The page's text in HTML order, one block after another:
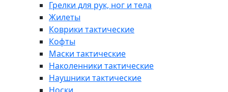
Грелки для рук, ног и тела
Жилеты
Коврики тактические
Кофты
Маски тактические
Наколенники тактические
Наушники тактические